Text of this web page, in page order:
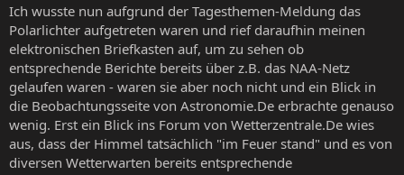
Ich wusste nun aufgrund der Tagesthemen-Meldung das
Polarlichter aufgetreten waren und rief daraufhin meinen
elektronischen Briefkasten auf, um zu sehen ob
entsprechende Berichte bereits über z.B. das NAA-Netz
gelaufen waren - waren sie aber noch nicht und ein Blick in
die Beobachtungsseite von Astronomie.De erbrachte genauso
wenig. Erst ein Blick ins Forum von Wetterzentrale.De wies
aus, dass der Himmel tatsächlich "im Feuer stand" und es von
diversen Wetterwarten bereits entsprechende